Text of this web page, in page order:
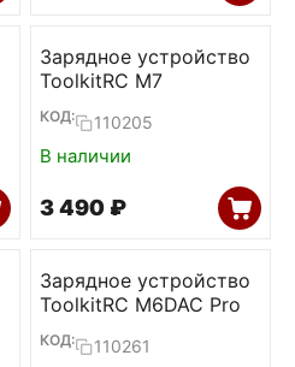
Зарядное устройство
ToolkitRC M7
КОД: 110205
В наличии
3 490 ₽
Зарядное устройство
ToolkitRC M6DAC Pro
КОД: 110261